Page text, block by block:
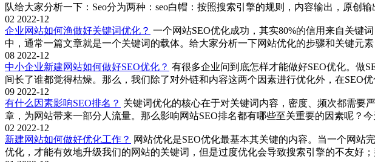
队给大家分析一下：Seo分为两种：seo白帽：按照搜索引擎的规则，内容输出，原创
02 2022-12
企业网站如何渔做好关键词优化？ 一个网站SEO优化成功，其实80%的信用来自关键
中，通常一篇文章就是一个关键词的载体。给大家分析一下网站优化的步骤和关键元
08 2022-12
中小企业新建网站如何做好SEO优化？ 有很多企业问到底怎样才能做好SEO优化。做
间长了谁都觉得枯燥。那么，我们除了对外链和内容这两个因素进行优化外，在SEO
09 2022-12
有什么因素影响SEO排名？ 关键词优化的核心在于对关键词内容，密度、频次都需要
章，为网站带来一部分人流量。那么影响网站SEO排名都有哪些至关重要的因素呢？
02 2022-12
新建网站如何做好优化工作？ 网站优化是SEO优化最基本其关键的内容。当一个网站
优化，才能有效地升级我们的网站的关键词，但是过度优化会导致搜索引擎的不友好